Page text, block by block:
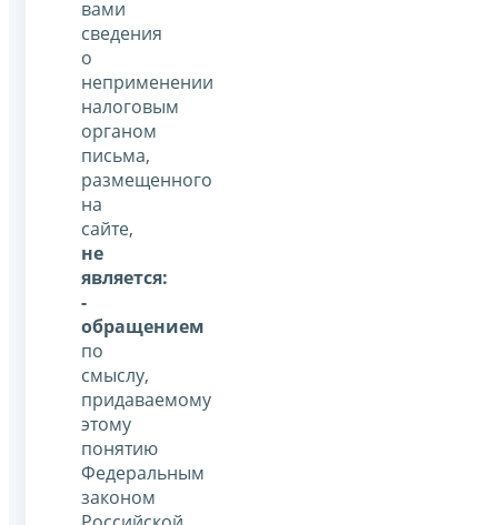
вами
сведения
о
неприменении
налоговым
органом
письма,
размещенного
на
сайте,
не
является:
-
обращением
по
смыслу,
придаваемому
этому
понятию
Федеральным
законом